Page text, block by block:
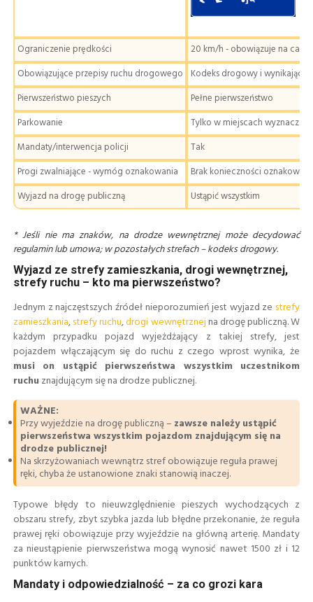
Ograniczenie prędkości
20 km/h - obowiązuje na
Obowiązujące przepisy ruchu drogowego
Kodeks drogowy i wynikające
Pierwszeństwo pieszych
Pełne pierwszeństwo
Parkowanie
Tylko w miejscach
Mandaty/interwencja policji
Tak
Progi zwalniające - wymóg oznakowania
Brak konieczności
Wyjazd na drogę publiczną
Ustąpić wszystkim
* Jeśli nie ma znaków, na drodze wewnętrznej może decydować
regulamin lub umowa; w pozostałych strefach – kodeks drogowy.
Wyjazd ze strefy zamieszkania, drogi wewnętrznej,
strefy ruchu – kto ma pierwszeństwo?
Jednym z najczęstszych źródeł nieporozumień jest wyjazd ze strefy
zamieszkania,strefy ruchu,drogi wewnętrznejna drogę publiczną. W
każdym przypadku pojazd wyjeżdżający z takiej strefy, jest
pojazdem włączającym się do ruchu z czego wprost wynika, że
musi on ustąpić pierwszeństwa wszystkim uczestnikom
ruchu znajdującym się na drodze publicznej.
WAŻNE:
Przy wyjeździe na drogę publiczną – zawsze należy ustąpić
pierwszeństwa wszystkim pojazdom znajdującym się na
drodze publicznej!
Na skrzyżowaniach wewnątrz stref obowiązuje reguła prawej
ręki, chyba że ustanowione znaki stanowią inaczej.
Typowe błędy to nieuwzględnienie pieszych wychodzących z
obszaru strefy, zbyt szybka jazda lub błędne przekonanie, że reguła
prawej ręki obowiązuje przy wyjeździe na główną arterię. Mandaty
za nieustąpienie pierwszeństwa mogą wynosić nawet 1500 zł i 12
punktów karnych.
Mandaty i odpowiedzialność – za co grozi kara